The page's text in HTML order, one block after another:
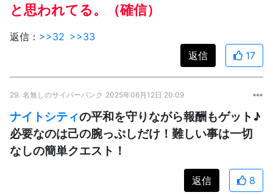
と思われてる。（確信）
返信： >>32 >>33
返信
17
29. 名無しのサイバーパンク 2025年06月12日 20:09
ナイトシティの平和を守りながら報酬もゲット♪
必要なのは己の腕っぷしだけ！難しい事は一切
なしの簡単クエスト！
返信 8